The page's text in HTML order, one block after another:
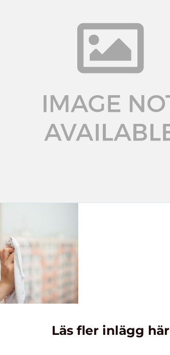
Läs fler inlägg här